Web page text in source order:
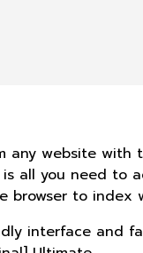
any website
all you need to
to index
interface and